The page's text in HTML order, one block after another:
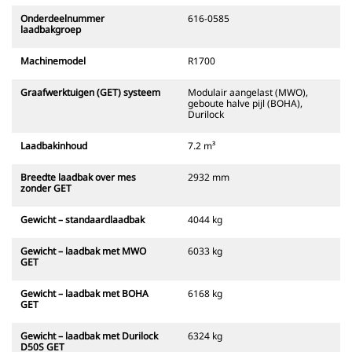
Onderdeelnummer
laadbakgroep
616-0585
Machinemodel R1700
Graafwerktuigen (GET) systeem
Modulair aangelast (MWO),
geboute halve pijl (BOHA),
Durilock
Laadbakinhoud 7.2 m³
Breedte laadbak over mes
zonder GET
2932 mm
Gewicht – standaardlaadbak 4044 kg
Gewicht – laadbak met MWO
GET
6033 kg
Gewicht – laadbak met BOHA
GET
6168 kg
Gewicht – laadbak met Durilock
D50S GET
6324 kg